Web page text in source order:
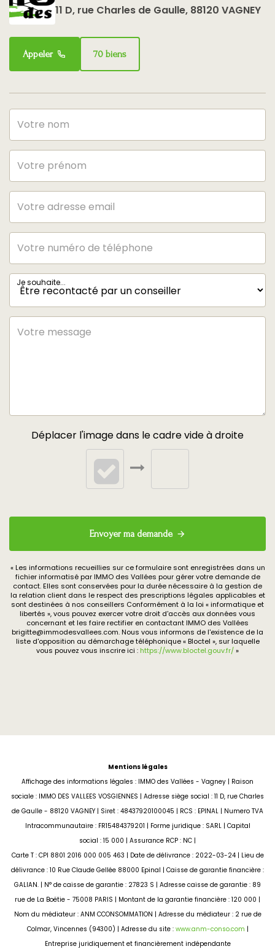
11 D, rue Charles de Gaulle, 88120 VAGNEY
Appeler 70 biens
Je souhaite...
Déplacer l'image dans le cadre vide à droite
Envoyer ma demande
« Les informations recueillies sur ce formulaire sont enregistrées dans un
fichier informatisé par IMMO des Vallées pour gérer votre demande de
contact. Elles sont conservées pour la durée nécessaire à la gestion de
la relation client dans le respect des prescriptions légales applicables et
sont destinées à nos conseillers Conformément à la loi « informatique et
libertés », vous pouvez exercer votre droit d'accès aux données vous
concernant et les faire rectifier en contactant IMMO des Vallées
brigitte@immodesvallees.com. Nous vous informons de l'existence de la
liste d'opposition au démarchage téléphonique « Bloctel », sur laquelle
vous pouvez vous inscrire ici : https://www.bloctel.gouv.fr/»
Mentions légales
Affichage des informations légales : IMMO des Vallées - Vagney | Raison
sociale : IMMO DES VALLEES VOSGIENNES | Adresse siège social : 11 D, rue Charles
de Gaulle - 88120 VAGNEY | Siret : 48437920100045 | RCS : EPINAL | Numero TVA
Intracommunautaire : FR15484379201 | Forme juridique : SARL | Capital
social : 15 000 | Assurance RCP : NC |
Carte T : CPI 8801 2016 000 005 463 | Date de délivrance : 2022-03-24 | Lieu de
délivrance : 10 Rue Claude Gellée 88000 Epinal | Caisse de garantie financière :
GALIAN. | N° de caisse de garantie : 27823 S | Adresse caisse de garantie : 89
rue de La Boëtie - 75008 PARIS | Montant de la garantie financière : 120 000 |
Nom du médiateur : ANM CCONSOMMATION | Adresse du médiateur : 2 rue de
Colmar, Vincennes (94300) | Adresse du site : www.anm-conso.com |
Entreprise juridiquement et financièrement indépendante